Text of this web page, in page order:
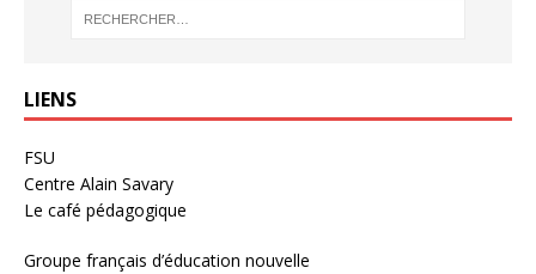
LIENS
FSU
Centre Alain Savary
Le café pédagogique
Groupe français d’éducation nouvelle